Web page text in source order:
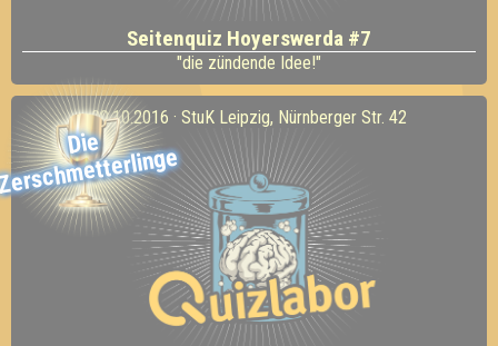
Seitenquiz Hoyerswerda #7
"die zündende Idee!"
Die
Zersch
20.10.2016 · StuK Leipzig, Nürnberger Str. 42